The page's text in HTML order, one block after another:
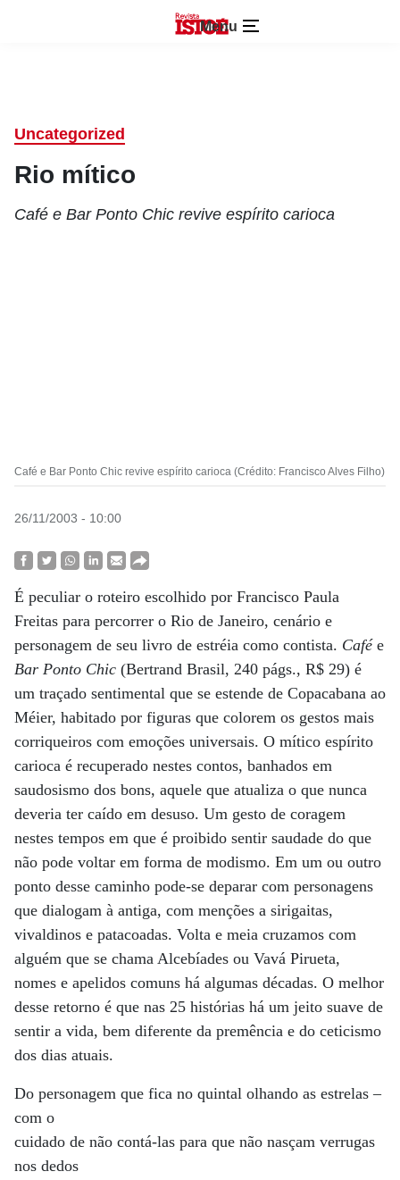
Menu
Uncategorized
Rio mítico
Café e Bar Ponto Chic revive espírito carioca
Café e Bar Ponto Chic revive espírito carioca (Crédito: Francisco Alves Filho)
26/11/2003 - 10:00
É peculiar o roteiro escolhido por Francisco Paula
Freitas para percorrer o Rio de Janeiro, cenário e
personagem de seu livro de estréia como contista. Cafée
Bar Ponto Chic (Bertrand Brasil, 240 págs., R$ 29) é
um traçado sentimental que se estende de Copacabana ao
Méier, habitado por figuras que colorem os gestos mais
corriqueiros com emoções universais. O mítico espírito
carioca é recuperado nestes contos, banhados em
saudosismo dos bons, aquele que atualiza o que nunca
deveria ter caído em desuso. Um gesto de coragem
nestes tempos em que é proibido sentir saudade do que
não pode voltar em forma de modismo. Em um ou outro
ponto desse caminho pode-se deparar com personagens
que dialogam à antiga, com menções a sirigaitas,
vivaldinos e patacoadas. Volta e meia cruzamos com
alguém que se chama Alcebíades ou Vavá Pirueta,
nomes e apelidos comuns há algumas décadas. O melhor
desse retorno é que nas 25 histórias há um jeito suave de
sentir a vida, bem diferente da premência e do ceticismo
dos dias atuais.
Do personagem que fica no quintal olhando as estrelas –
com o
cuidado de não contá-las para que não nasçam verrugas
nos dedos